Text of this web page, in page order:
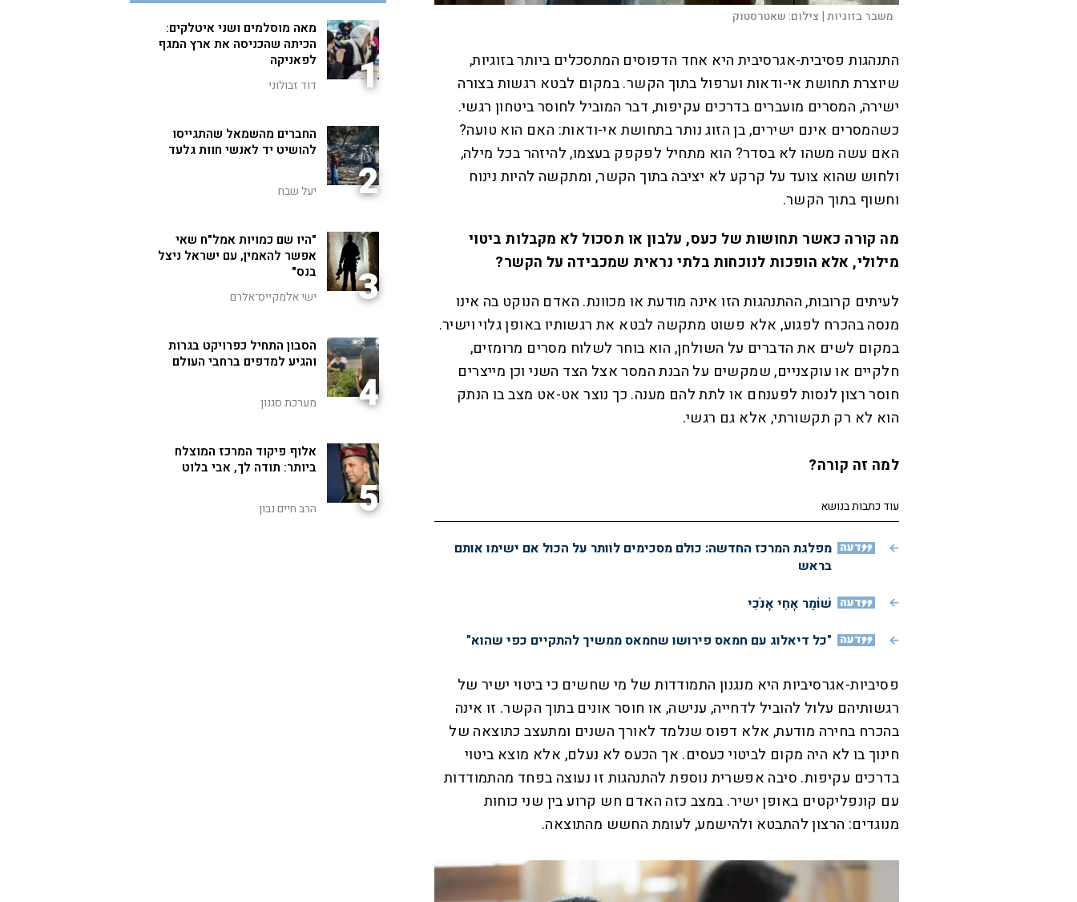
משבר בזוגיות | צילום:שאטרסטוק
התנהגות פסיבית-אגרסיבית היא אחד הדפוסים המתסכלים ביותר בזוגיות,
שיוצרת תחושת אי-ודאות וערפול בתוך הקשר. במקום לבטא רגשות בצורה
ישירה, המסרים מועברים בדרכים עקיפות, דבר המוביל לחוסר ביטחון רגשי.
כשהמסרים אינם ישירים, בן הזוג נותר בתחושת אי-ודאות: האם הוא טועה?
האם עשה משהו לא בסדר? הוא מתחיל לפקפק בעצמו, להיזהר בכל מילה,
ולחוש שהוא צועד על קרקע לא יציבה בתוך הקשר, ומתקשה להיות נינוח
וחשוף בתוך הקשר.
מה קורה כאשר תחושות של כעס, עלבון או תסכול לא מקבלות ביטוי
מילולי, אלא הופכות לנוכחות בלתי נראית שמכבידה על הקשר?
לעיתים קרובות, ההתנהגות הזו אינה מודעת או מכוונת. האדם הנוקט בה אינו
מנסה בהכרח לפגוע, אלא פשוט מתקשה לבטא את רגשותיו באופן גלוי וישיר.
במקום לשים את הדברים על השולחן, הוא בוחר לשלוח מסרים מרומזים,
חלקיים או עוקצניים, שמקשים על הבנת המסר אצל הצד השני וכן מייצרים
חוסר רצון לנסות לפענחם או לתת להם מענה. כך נוצר אט-אט מצב בו הנתק
הוא לא רק תקשורתי, אלא גם רגשי.
למה זה קורה?
עוד כתבות בנושא
דעה מפלגת המרכז החדשה: כולם מסכימים לוותר על הכול אם ישימו אותם
בראש
דעה שׁוֹמֵר אָחִי אָנֹכִי
דעה "כל דיאלוג עם חמאס פירושו שחמאס ממשיך להתקיים כפי שהוא"
פסיביות-אגרסיביות היא מנגנון התמודדות של מי שחשים כי ביטוי ישיר של
רגשותיהם עלול להוביל לדחייה, ענישה, או חוסר אונים בתוך הקשר. זו אינה
בהכרח בחירה מודעת, אלא דפוס שנלמד לאורך השנים ומתעצב כתוצאה של
חינוך בו לא היה מקום לביטוי כעסים. אך הכעס לא נעלם, אלא מוצא ביטוי
בדרכים עקיפות. סיבה אפשרית נוספת להתנהגות זו נעוצה בפחד מהתמודדות
עם קונפליקטים באופן ישיר. במצב כזה האדם חש קרוע בין שני כוחות
מנוגדים: הרצון להתבטא ולהישמע, לעומת החשש מהתוצאה.
1
מאה מוסלמים ושני איטלקים:
הכיתה שהכניסה את ארץ המגף
לפאניקה
דוד זבולוני
2
החברים מהשמאל שהתגייסו
להושיט יד לאנשי חוות גלעד
יעל שבח
3
"היו שם כמויות אמל"ח שאי
אפשר להאמין, עם ישראל ניצל
בנס"
ישי אלמקייס־אלרם
4
הסבון התחיל כפרויקט בגרות
והגיע למדפים ברחבי העולם
מערכת סגנון
5
אלוף פיקוד המרכז המוצלח
ביותר: תודה לך, אבי בלוט
הרב חיים נבון